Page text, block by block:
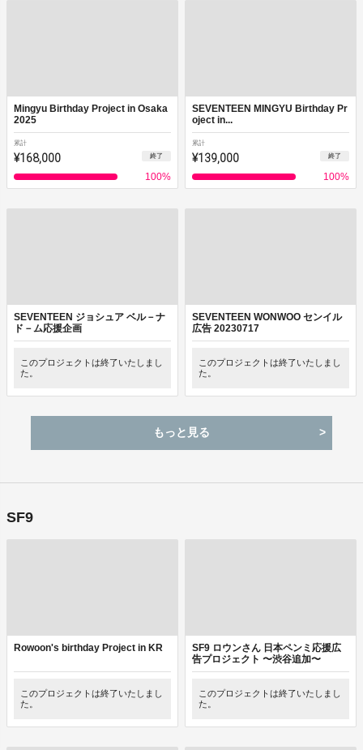
Mingyu Birthday Project in Osaka
2025
累計
¥168,000 終了
100%
SEVENTEEN MINGYU Birthday Pr
oject in...
累計
¥139,000 終了
100%
SEVENTEEN ジョシュア ベル－ナ
ド－ム応援企画
このプロジェクトは終了いたしまし
た。
SEVENTEEN WONWOO センイル
広告 20230717
このプロジェクトは終了いたしまし
た。
もっと見る
SF9
Rowoon's birthday Project in KR
このプロジェクトは終了いたしまし
た。
SF9 ロウンさん 日本ペンミ応援広
告プロジェクト 〜渋谷追加〜
このプロジェクトは終了いたしまし
た。